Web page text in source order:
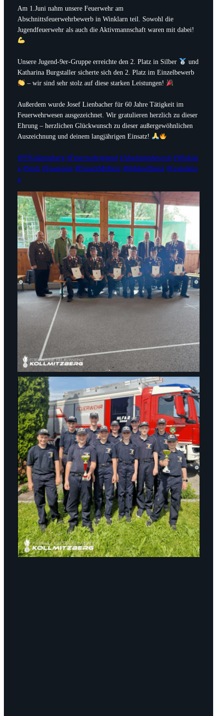
Am 1.Juni nahm unsere Feuerwehr am
Abschnittsfeuerwehrbewerb in Winklarn teil. Sowohl die
Jugendfeuerwehr als auch die Aktivmannschaft waren mit dabei!
Unsere Jugend-9er-Gruppe erreichte den 2. Platz in Silber
und
Katharina Burgstaller sicherte sich den 2. Platz im Einzelbewerb
– wir sind sehr stolz auf diese starken Leistungen!
Außerdem wurde Josef Lienbacher für 60 Jahre Tätigkeit im
Feuerwehrwesen ausgezeichnet. Wir gratulieren herzlich zu dieser
Ehrung – herzlichen Glückwunsch zu dieser außergewöhnlichen
Auszeichnung und deinem langjährigen Einsatz!
#FFKollmitzberg #Feuerwehrjugend #Abschnittsbewerb #Winklar
n #Stolz #Teamgeist #EinsatzMitHerz #60JahreDienst #Gratulatio
n